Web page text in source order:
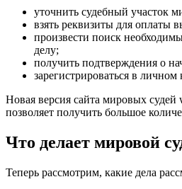
уточнить судебный участок
взять реквизиты для оплаты
произвести поиск
делу;
получить подтверждения о
зарегистрироваться в личном
Новая версия сайта мировых судей
позволяет получить большое
Что делает мировой
Теперь рассмотрим, какие дела